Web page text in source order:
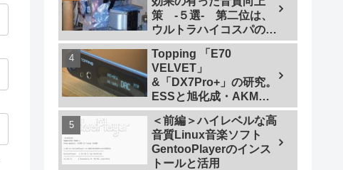
策 -５選- 第二位は、
ウルトラハイコスパの仮
想アース
Topping 「E70
VELVET」
&「DX7Pro+」の研究。
ESSと旭化成・AKMの
ハイエンドDAC比較＜
同一メーカーでテスト
【ES9038PRO Vs
AK4499EX】＞
＜前編＞ハイレベルな高
音質Linux音楽ソフト
GentooPlayerのインス
トールと活用